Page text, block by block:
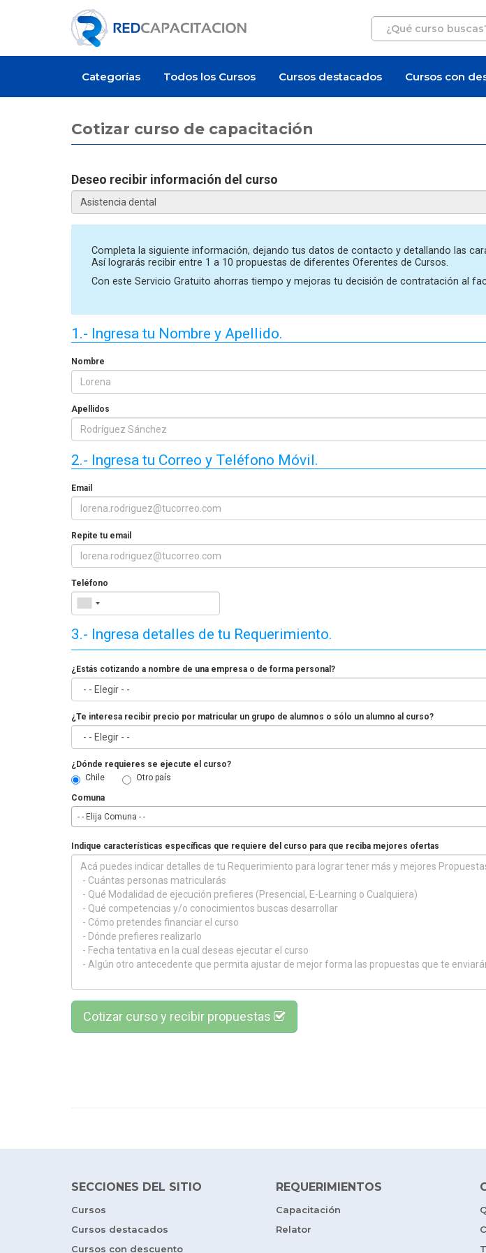
Categorías Todos los Cursos Cursos destacados Cursos con
Cotizar curso de capacitación
Deseo recibir información del curso
Completa la siguiente información, dejando tus datos de contacto y detallando las
Así lograrás recibir entre 1 a 10 propuestas de diferentes Oferentes de Cursos.
Con este Servicio Gratuito ahorras tiempo y mejoras tu decisión de contratación al
1.- Ingresa tu Nombre y Apellido.
Nombre
Apellidos
2.- Ingresa tu Correo y Teléfono Móvil.
Email
Repite tu email
Teléfono
3.- Ingresa detalles de tu Requerimiento.
¿Estás cotizando a nombre de una empresa o de forma personal?
¿Te interesa recibir precio por matricular un grupo de alumnos o sólo un alumno al curso?
¿Dónde requieres se ejecute el curso?
Chile
Otro país
Comuna
- - Elija Comuna - -
Indique características específicas que requiere del curso para que reciba mejores ofertas
Cotizar curso y recibir propuestas
en 2026? El precio real de los
en 2026? Precios reales y qué
SECCIONES DEL SITIO
Cursos
Cursos destacados
Cursos con descuento
REQUERIMIENTOS
Capacitación
Relator